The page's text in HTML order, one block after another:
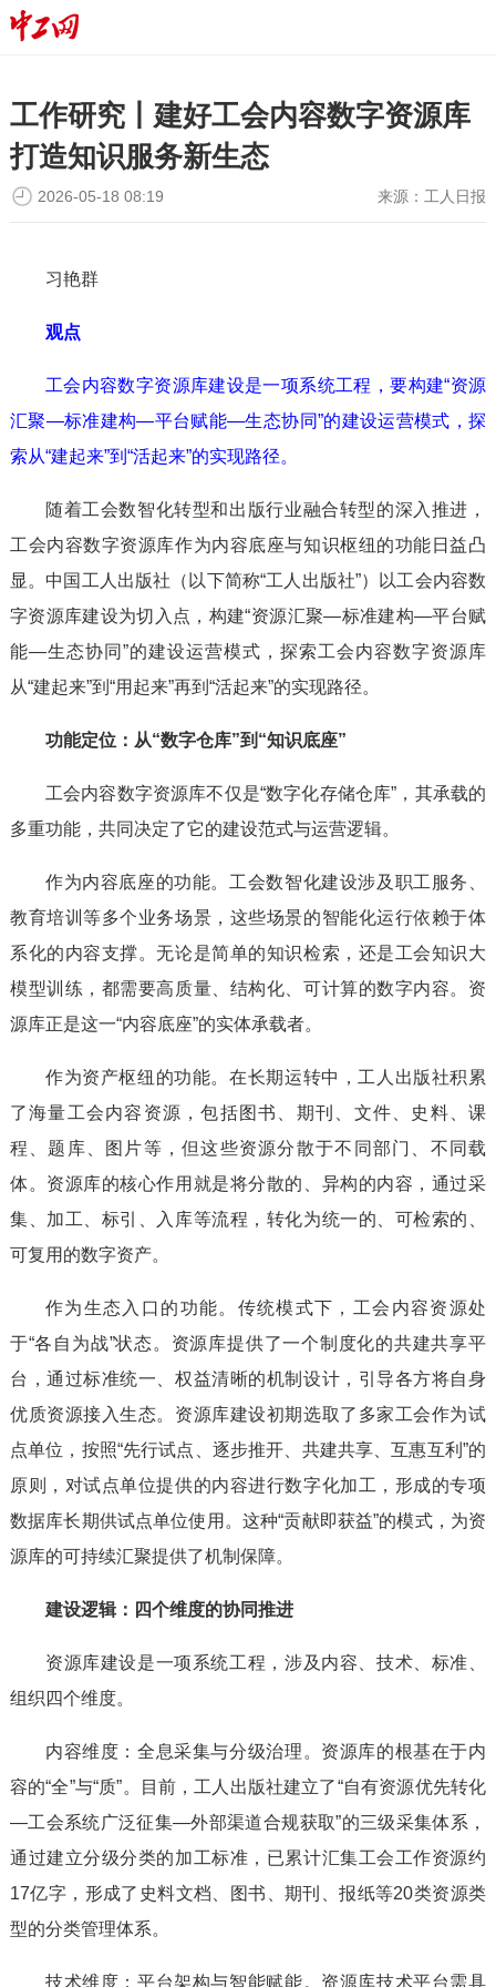
工作研究丨建好工会内容数字资源库
打造知识服务新生态
来源： 工人日报
2026-05-18 08:19
习艳群
观点
工会内容数字资源库建设是一项系统工程，要构建“资源
汇聚—标准建构—平台赋能—生态协同”的建设运营模式，探
索从“建起来”到“活起来”的实现路径。
随着工会数智化转型和出版行业融合转型的深入推进，
工会内容数字资源库作为内容底座与知识枢纽的功能日益凸
显。中国工人出版社（以下简称“工人出版社”）以工会内容数
字资源库建设为切入点，构建“资源汇聚—标准建构—平台赋
能—生态协同”的建设运营模式，探索工会内容数字资源库
从“建起来”到“用起来”再到“活起来”的实现路径。
功能定位：从“数字仓库”到“知识底座”
工会内容数字资源库不仅是“数字化存储仓库”，其承载的
多重功能，共同决定了它的建设范式与运营逻辑。
作为内容底座的功能。工会数智化建设涉及职工服务、
教育培训等多个业务场景，这些场景的智能化运行依赖于体
系化的内容支撑。无论是简单的知识检索，还是工会知识大
模型训练，都需要高质量、结构化、可计算的数字内容。资
源库正是这一“内容底座”的实体承载者。
作为资产枢纽的功能。在长期运转中，工人出版社积累
了海量工会内容资源，包括图书、期刊、文件、史料、课
程、题库、图片等，但这些资源分散于不同部门、不同载
体。资源库的核心作用就是将分散的、异构的内容，通过采
集、加工、标引、入库等流程，转化为统一的、可检索的、
可复用的数字资产。
作为生态入口的功能。传统模式下，工会内容资源处
于“各自为战”状态。资源库提供了一个制度化的共建共享平
台，通过标准统一、权益清晰的机制设计，引导各方将自身
优质资源接入生态。资源库建设初期选取了多家工会作为试
点单位，按照“先行试点、逐步推开、共建共享、互惠互利”的
原则，对试点单位提供的内容进行数字化加工，形成的专项
数据库长期供试点单位使用。这种“贡献即获益”的模式，为资
源库的可持续汇聚提供了机制保障。
建设逻辑：四个维度的协同推进
资源库建设是一项系统工程，涉及内容、技术、标准、
组织四个维度。
内容维度：全息采集与分级治理。资源库的根基在于内
容的“全”与“质”。目前，工人出版社建立了“自有资源优先转化
—工会系统广泛征集—外部渠道合规获取”的三级采集体系，
通过建立分级分类的加工标准，已累计汇集工会工作资源约
17亿字，形成了史料文档、图书、期刊、报纸等20类资源类
型的分类管理体系。
技术维度：平台架构与智能赋能。资源库技术平台需具